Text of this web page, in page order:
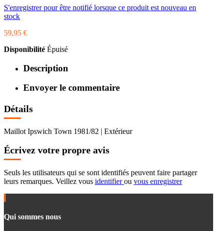
S'enregistrer pour être notifié lorsque ce produit est nouveau en
stock
59,95 €
Disponibilité Épuisé
Description
Envoyer le commentaire
Détails
Maillot Ipswich Town 1981/82 | Extérieur
Écrivez votre propre avis
Seuls les utilisateurs qui se sont identifiés peuvent faire partager
leurs remarques. Veillez vous identifierou vous enregistrer
Qui sommes nous